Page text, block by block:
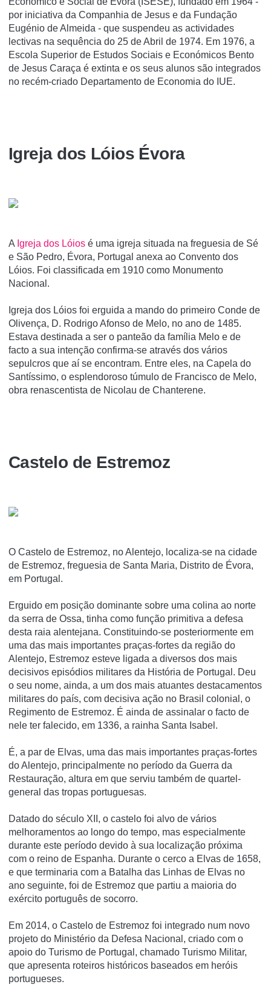
por iniciativa da Companhia de Jesus e da Fundação
Eugénio de Almeida - que suspendeu as actividades
lectivas na sequência do 25 de Abril de 1974. Em 1976, a
Escola Superior de Estudos Sociais e Económicos Bento
de Jesus Caraça é extinta e os seus alunos são integrados
no recém-criado Departamento de Economia do IUE.
Igreja dos Lóios Évora
A Igreja dos Lóios é uma igreja situada na freguesia de Sé
e São Pedro, Évora, Portugal anexa ao Convento dos
Lóios. Foi classificada em 1910 como Monumento
Nacional.
Igreja dos Lóios foi erguida a mando do primeiro Conde de
Olivença, D. Rodrigo Afonso de Melo, no ano de 1485.
Estava destinada a ser o panteão da família Melo e de
facto a sua intenção confirma-se através dos vários
sepulcros que aí se encontram. Entre eles, na Capela do
Santíssimo, o esplendoroso túmulo de Francisco de Melo,
obra renascentista de Nicolau de Chanterene.
Castelo de Estremoz
O Castelo de Estremoz, no Alentejo, localiza-se na cidade
de Estremoz, freguesia de Santa Maria, Distrito de Évora,
em Portugal.
Erguido em posição dominante sobre uma colina ao norte
da serra de Ossa, tinha como função primitiva a defesa
desta raia alentejana. Constituindo-se posteriormente em
uma das mais importantes praças-fortes da região do
Alentejo, Estremoz esteve ligada a diversos dos mais
decisivos episódios militares da História de Portugal. Deu
o seu nome, ainda, a um dos mais atuantes destacamentos
militares do paí­s, com decisiva ação no Brasil colonial, o
Regimento de Estremoz. É ainda de assinalar o facto de
nele ter falecido, em 1336, a rainha Santa Isabel.
É, a par de Elvas, uma das mais importantes praças-fortes
do Alentejo, principalmente no perí­odo da Guerra da
Restauração, altura em que serviu também de quartel-
general das tropas portuguesas.
Datado do século XII, o castelo foi alvo de vários
melhoramentos ao longo do tempo, mas especialmente
durante este perí­odo devido à sua localização próxima
com o reino de Espanha. Durante o cerco a Elvas de 1658,
e que terminaria com a Batalha das Linhas de Elvas no
ano seguinte, foi de Estremoz que partiu a maioria do
exército português de socorro.
Em 2014, o Castelo de Estremoz foi integrado num novo
projeto do Ministério da Defesa Nacional, criado com o
apoio do Turismo de Portugal, chamado Turismo Militar,
que apresenta roteiros históricos baseados em heróis
portugueses.